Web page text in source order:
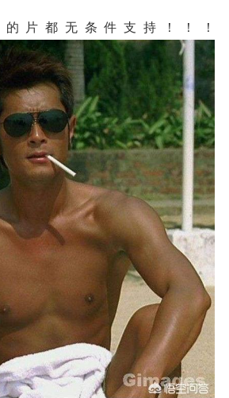
片都无条件支持！！！